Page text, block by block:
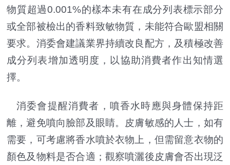
物質超過0.001%的樣本未有在成分列表標示部分
或全部被檢出的香料致敏物質，未能符合歐盟相關
要求。消委會建議業界持續改良配方，及積極改善
成分列表增加透明度，以協助消費者作出知情選
擇。
消委會提醒消費者，噴香水時應與身體保持距
離，避免噴向臉部及眼睛。皮膚敏感的人士，如有
需要，可考慮將香水噴於衣物上，但需留意衣物的
顏色及物料是否合適；觀察噴灑後皮膚會否出現泛